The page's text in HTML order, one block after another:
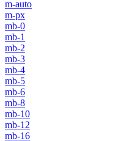
m-auto
m-px
mb-0
mb-1
mb-2
mb-3
mb-4
mb-5
mb-6
mb-8
mb-10
mb-12
mb-16